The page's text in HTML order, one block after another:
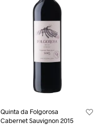
Quinta da Folgorosa
Cabernet Sauvignon 2015